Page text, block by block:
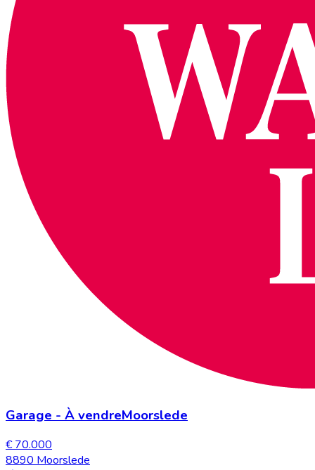
Garage - À vendreMoorslede
€ 70.000
8890 Moorslede